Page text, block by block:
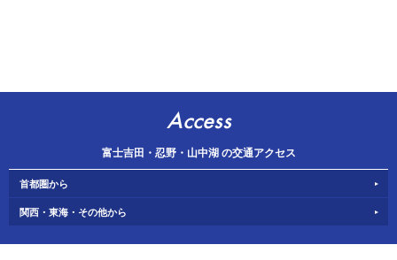
Access
富士吉田・忍野・山中湖 の交通アクセス
首都圏から
関西・東海・その他から